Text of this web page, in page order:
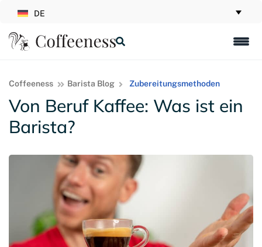
DE
Coffeeness Barista Blog Zubereitungsmethoden
Von Beruf Kaffee: Was ist ein
Barista?